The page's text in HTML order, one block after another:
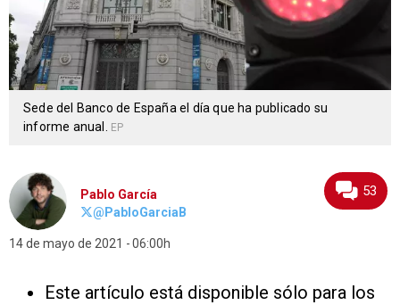
Sede del Banco de España el día que ha publicado su
informe anual.
EP
Pablo García
@PabloGarciaB
14 de mayo de 2021 06:00h
53
Este artículo está disponible sólo para los